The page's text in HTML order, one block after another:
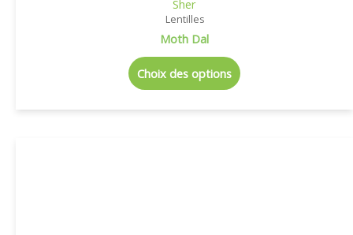
Sher
Lentilles
Moth Dal
Choix des options